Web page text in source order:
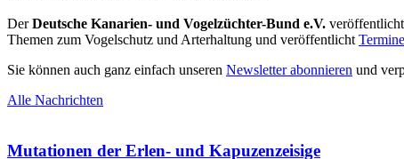
DerDeutsche Kanarien- und Vogelzüchter-Bund e.V.
Themen zum Vogelschutz und Arterhaltung und veröffentlicht Termine
Sie können auch ganz einfach unseren Newsletter abonnieren und
Alle Nachrichten
Mutationen der Erlen- und Kapuzenzeisige